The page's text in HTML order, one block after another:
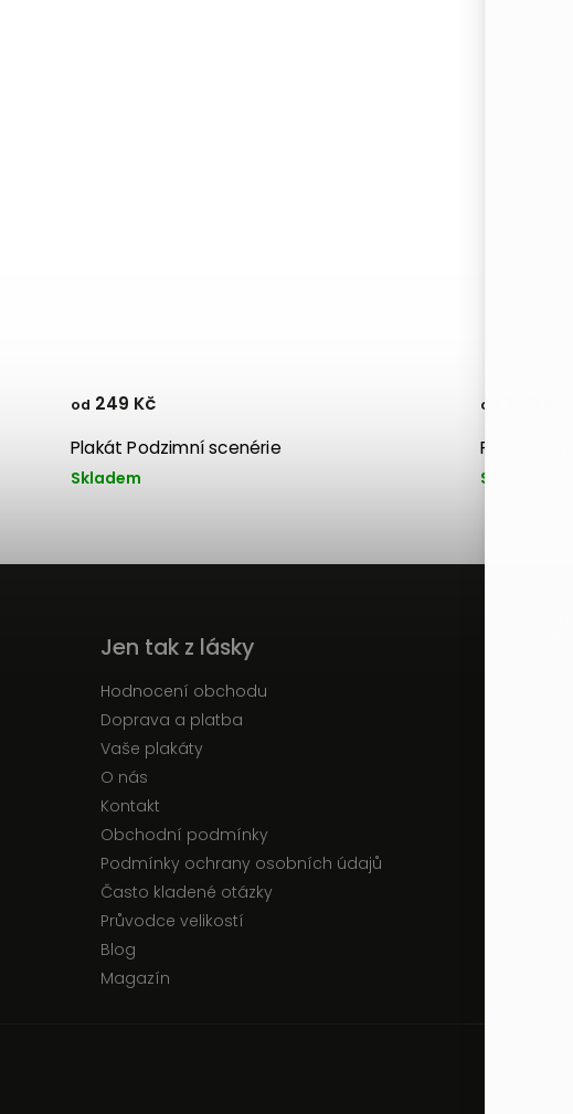
Plakát Podzimní scenérie
Skladem
od 249 Kč
Plakát Senja
Skladem
od
Jen tak z lásky
Hodnocení obchodu
Doprava a platba
Vaše plakáty
O nás
Kontakt
Obchodní podmínky
Podmínky ochrany osobních údajů
Často kladené otázky
Průvodce velikostí
Blog
Magazín